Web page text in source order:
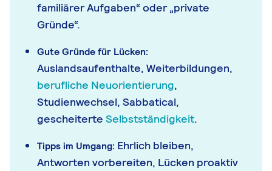
familiärer Aufgaben“ oder „private
Gründe“.
Gute Gründe für Lücken:
Auslandsaufenthalte, Weiterbildungen,
berufliche Neuorientierung,
Studienwechsel, Sabbatical,
gescheiterte Selbstständigkeit.
Tipps im Umgang: Ehrlich bleiben,
Antworten vorbereiten, Lücken proaktiv